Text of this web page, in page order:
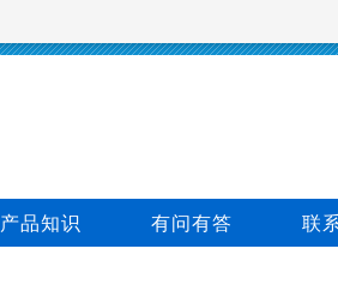
产品知识 有问有答 联